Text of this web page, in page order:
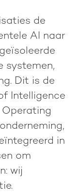
de
AI naar
systemen,
Dit is de
Intelligence
Operating
in
om
wij